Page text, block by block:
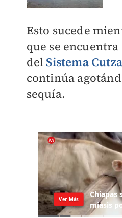
Esto sucede
que se encuentra
del Sistema
continúa
sequía.